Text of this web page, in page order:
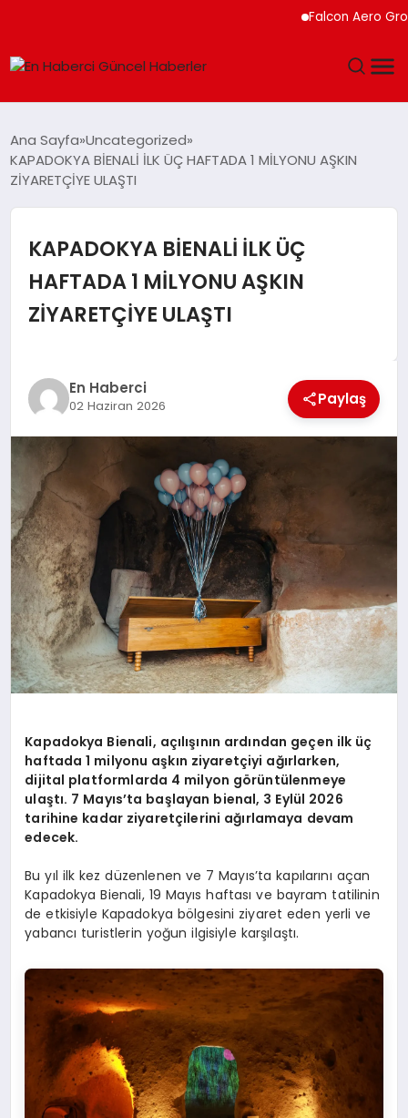
Falcon Aero Group,
SPOR
MAGAZIN
EKONOMI
EĞITIM
SIYASET
Ana Sayfa Uncategorized
KAPADOKYA BİENALİ İLK ÜÇ HAFTADA 1 MİLYONU AŞKIN
ZİYARETÇİYE ULAŞTI
KAPADOKYA BİENALİ İLK ÜÇ
HAFTADA 1 MİLYONU AŞKIN
ZİYARETÇİYE ULAŞTI
En Haberci
02 Haziran 2026 Paylaş
Kapadokya Bienali, açılışının ardından geçen ilk üç
haftada 1 milyonu aşkın ziyaretçiyi ağırlarken,
dijital platformlarda 4 milyon görüntülenmeye
ulaştı. 7 Mayıs’ta başlayan bienal, 3 Eylül 2026
tarihine kadar ziyaretçilerini ağırlamaya devam
edecek.
Bu yıl ilk kez düzenlenen ve 7 Mayıs’ta kapılarını açan
Kapadokya Bienali, 19 Mayıs haftası ve bayram tatilinin
de etkisiyle Kapadokya bölgesini ziyaret eden yerli ve
yabancı turistlerin yoğun ilgisiyle karşılaştı.